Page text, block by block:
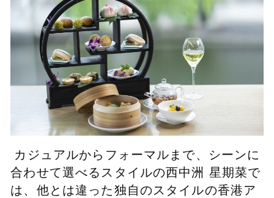
カジュアルからフォーマルまで、シーンに
合わせて選べるスタイルの西中洲 星期菜で
は、他とは違った独自のスタイルの香港ア